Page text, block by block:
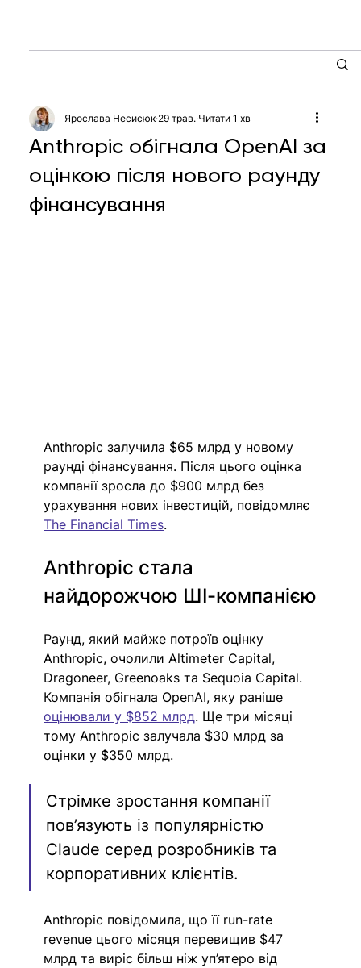
Anthropic обігнала OpenAI за
оцінкою після нового раунду
фінансування
Ярослава Несисюк 29 трав. Читати 1 хв
Anthropic залучила $65 млрд у новому
раунді фінансування. Після цього оцінка
компанії зросла до $900 млрд без
урахування нових інвестицій, повідомляє
The Financial Times.
Anthropic стала
найдорожчою ШІ-компанією
Раунд, який майже потроїв оцінку
Anthropic, очолили Altimeter Capital,
Dragoneer, Greenoaks та Sequoia Capital.
Компанія обігнала OpenAI, яку раніше
оцінювали у $852 млрд. Ще три місяці
тому Anthropic залучала $30 млрд за
оцінки у $350 млрд.
Стрімке зростання компанії
пов’язують із популярністю
Claude серед розробників та
корпоративних клієнтів.
Anthropic повідомила, що її run-rate
revenue цього місяця перевищив $47
млрд та виріс більш ніж уп’ятеро від